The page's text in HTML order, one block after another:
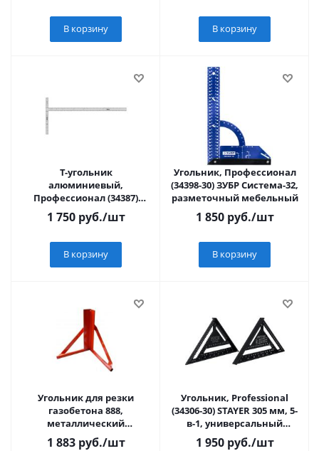
В корзину В корзину
Т-угольник
алюминиевый,
Профессионал (34387)
ЗУБР
1 750руб./шт
В корзину
Угольник, Профессионал
(34398-30) ЗУБР Система-32,
разметочный мебельный
1 850руб./шт
В корзину
Угольник для резки
газобетона 888,
металлический
окрашенный
1 883руб./шт
Угольник, Professional
(34306-30) STAYER 305 мм, 5-
в-1, универсальный
кровельный
1 950руб./шт